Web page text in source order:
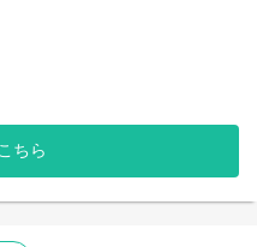
を使用してクランクシャフ
ているフォークリフトなの
応募下さい。
日＋各種手当
手当
あり！
ちら